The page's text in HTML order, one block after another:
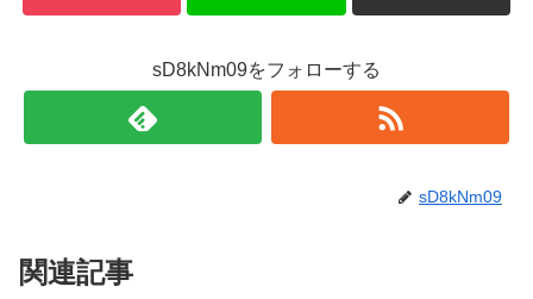
sD8kNm09をフォローする
sD8kNm09
関連記事